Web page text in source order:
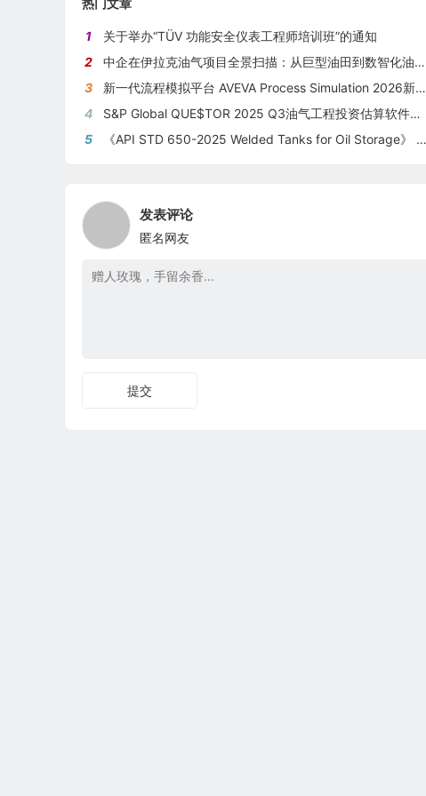
1
关于举办“TÜV 功能安全仪表工程师培训班”的通知
2
中企在伊拉克油气项目全景扫描：从巨型油田到数智化油田的系统性布局
3
新一代流程模拟平台 AVEVA Process Simulation 2026新版本发布
4
S&P Global QUE$TOR 2025 Q3油气工程投资估算软件新版本发布
5
《API STD 650-2025 Welded Tanks for Oil Storage》 《钢制焊接储油罐》（中英文对照版）
发表评论
匿名网友
提交